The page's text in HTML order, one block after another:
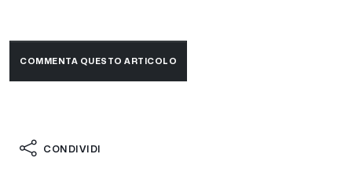
COMMENTA QUESTO ARTICOLO
CONDIVIDI